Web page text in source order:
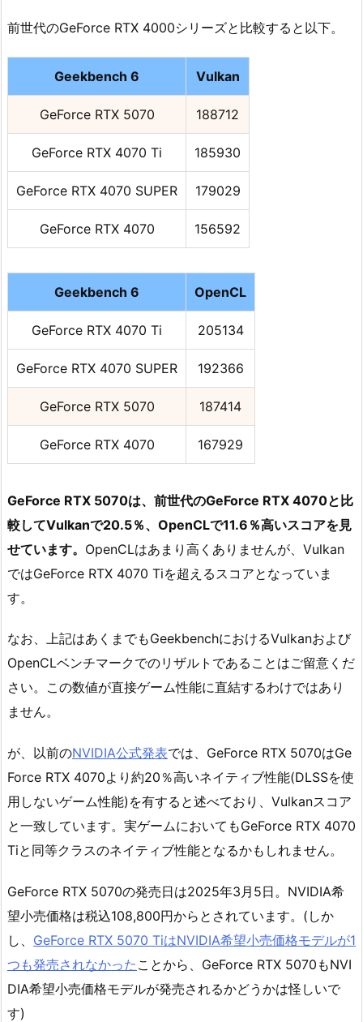
前世代のGeForce RTX 4000シリーズと比較すると以下。
Geekbench 6 Vulkan
GeForce RTX 5070 188712
GeForce RTX 4070 Ti 185930
GeForce RTX 4070 SUPER 179029
GeForce RTX 4070 156592
Geekbench 6 OpenCL
GeForce RTX 4070 Ti 205134
GeForce RTX 4070 SUPER 192366
GeForce RTX 5070 187414
GeForce RTX 4070 167929
GeForce RTX 5070は、前世代のGeForce RTX 4070と比
較してVulkanで20.5％、OpenCLで11.6％高いスコアを見
せています。 OpenCLはあまり高くありませんが、Vulkan
ではGeForce RTX 4070 Tiを超えるスコアとなっていま
す。
なお、上記はあくまでもGeekbenchにおけるVulkanおよび
OpenCLベンチマークでのリザルトであることはご留意くだ
さい。この数値が直接ゲーム性能に直結するわけではあり
ません。
が、以前のNVIDIA公式発表では、GeForce RTX 5070はGe
Force RTX 4070より約20％高いネイティブ性能(DLSSを使
用しないゲーム性能)を有すると述べており、Vulkanスコア
と一致しています。実ゲームにおいてもGeForce RTX 4070
Tiと同等クラスのネイティブ性能となるかもしれません。
GeForce RTX 5070の発売日は2025年3月5日。NVIDIA希
望小売価格は税込108,800円からとされています。(しか
し、 GeForce RTX 5070 TiはNVIDIA希望小売価格モデルが1
つも発売されなかった ことから、GeForce RTX 5070もNVI
DIA希望小売価格モデルが発売されるかどうかは怪しいで
す)